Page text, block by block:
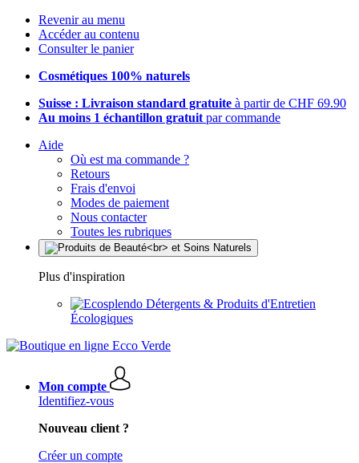
Revenir au menu
Accéder au contenu
Consulter le panier
Cosmétiques 100% naturels
Suisse : Livraison standard gratuite à partir de CHF 69.90
Au moins 1 échantillon gratuit par commande
Aide
Où est ma commande ?
Retours
Frais d'envoi
Modes de paiement
Nous contacter
Toutes les rubriques
Plus d'inspiration
Détergents & Produits d'Entretien
Écologiques
Mon compte
Identifiez-vous
Nouveau client ?
Créer un compte